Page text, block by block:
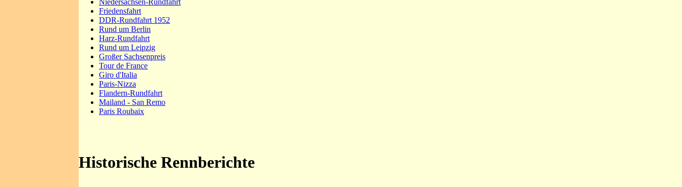
Friedensfahrt
DDR-Rundfahrt 1952
Rund um Berlin
Harz-Rundfahrt
Rund um Leipzig
Großer Sachsenpreis
Tour de France
Giro d'Italia
Paris-Nizza
Flandern-Rundfahrt
Mailand - San Remo
Paris Roubaix
Historische Rennberichte